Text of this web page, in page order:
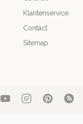
Klantenservice
Contact
Sitemap